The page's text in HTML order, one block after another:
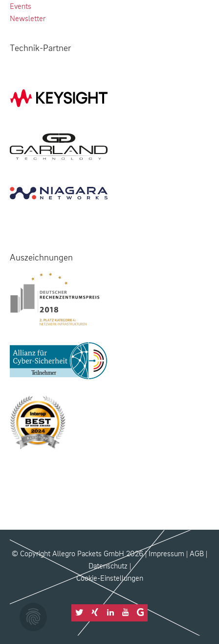
Events
Newsletter
Technik-Partner
Auszeichnungen
© Copyright Allegro Packets GmbH 2026 |Impressum | AGB |
Datenschutz |
Cookie-Einstellungen